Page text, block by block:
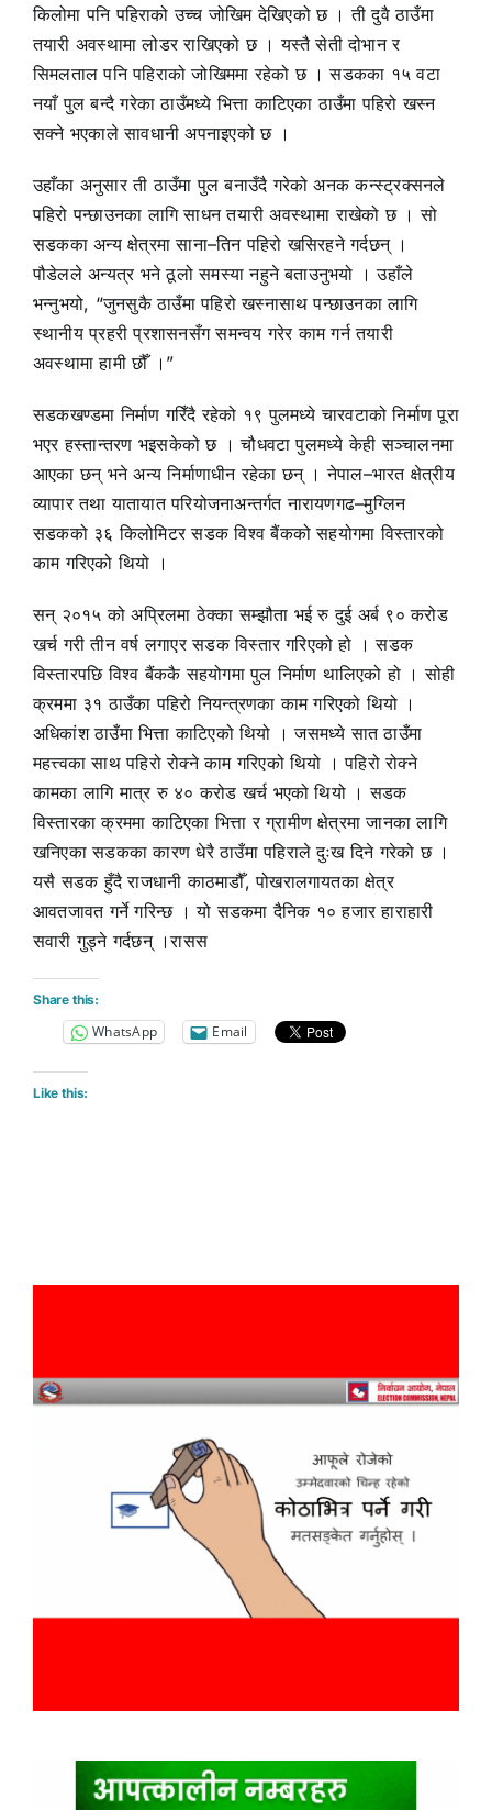
किलोमा पनि पहिराको उच्च जोखिम देखिएको छ । ती दुवै ठाउँमा
तयारी अवस्थामा लोडर राखिएको छ । यस्तै सेती दोभान र
सिमलताल पनि पहिराको जोखिममा रहेको छ । सडकका १५ वटा
नयाँ पुल बन्दै गरेका ठाउँमध्ये भित्ता काटिएका ठाउँमा पहिरो खस्न
सक्ने भएकाले सावधानी अपनाइएको छ ।
उहाँका अनुसार ती ठाउँमा पुल बनाउँदै गरेको अनक कन्स्ट्रक्सनले
पहिरो पन्छाउनका लागि साधन तयारी अवस्थामा राखेको छ । सो
सडकका अन्य क्षेत्रमा साना–तिन पहिरो खसिरहने गर्दछन् ।
पौडेलले अन्यत्र भने ठूलो समस्या नहुने बताउनुभयो । उहाँले
भन्नुभयो, “जुनसुकै ठाउँमा पहिरो खस्नासाथ पन्छाउनका लागि
स्थानीय प्रहरी प्रशासनसँग समन्वय गरेर काम गर्न तयारी
अवस्थामा हामी छौँ ।”
सडकखण्डमा निर्माण गरिँदै रहेको १९ पुलमध्ये चारवटाको निर्माण पूरा
भएर हस्तान्तरण भइसकेको छ । चौधवटा पुलमध्ये केही सञ्चालनमा
आएका छन् भने अन्य निर्माणाधीन रहेका छन् । नेपाल–भारत क्षेत्रीय
व्यापार तथा यातायात परियोजनाअन्तर्गत नारायणगढ–मुग्लिन
सडकको ३६ किलोमिटर सडक विश्व बैंकको सहयोगमा विस्तारको
काम गरिएको थियो ।
सन् २०१५ को अप्रिलमा ठेक्का सम्झौता भई रु दुई अर्ब ९० करोड
खर्च गरी तीन वर्ष लगाएर सडक विस्तार गरिएको हो । सडक
विस्तारपछि विश्व बैंककै सहयोगमा पुल निर्माण थालिएको हो । सोही
क्रममा ३१ ठाउँका पहिरो नियन्त्रणका काम गरिएको थियो ।
अधिकांश ठाउँमा भित्ता काटिएको थियो । जसमध्ये सात ठाउँमा
महत्त्वका साथ पहिरो रोक्ने काम गरिएको थियो । पहिरो रोक्ने
कामका लागि मात्र रु ४० करोड खर्च भएको थियो । सडक
विस्तारका क्रममा काटिएका भित्ता र ग्रामीण क्षेत्रमा जानका लागि
खनिएका सडकका कारण धेरै ठाउँमा पहिराले दुःख दिने गरेको छ ।
यसै सडक हुँदै राजधानी काठमाडौँ, पोखरालगायतका क्षेत्र
आवतजावत गर्ने गरिन्छ । यो सडकमा दैनिक १० हजार हाराहारी
सवारी गुड्ने गर्दछन् ।रासस
Share this:
WhatsApp Email
Like this: